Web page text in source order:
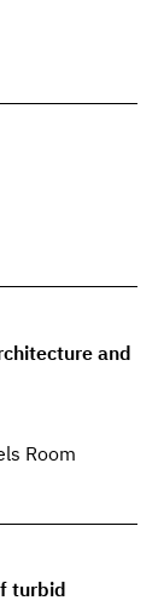
and
Room
turbid